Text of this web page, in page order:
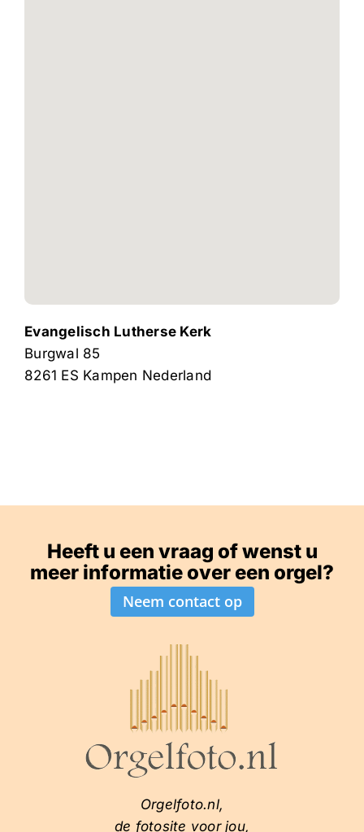
Evangelisch Lutherse Kerk
Burgwal 85
8261 ES Kampen Nederland
Heeft u een vraag of wenst u
meer informatie over een orgel?
Neem contact op
Orgelfoto.nl,
de fotosite voor jou,